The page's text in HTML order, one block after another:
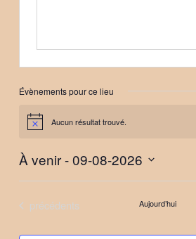
Évènements pour ce lieu
Notice Aucun résultat trouvé.
À venir - 09-08-2026
Sélectionnez
date.Évènements
précédents Aujourd’hui